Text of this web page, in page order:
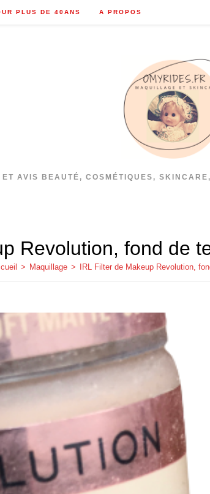
PLUS DE 40ANS A PROPOS
ET AVIS BEAUTÉ, COSMÉTIQUES,
Revolution, fond de
> Maquillage > IRL Filter de Makeup Revolution,